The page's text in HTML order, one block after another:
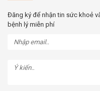
Đăng ký để nhận tin sức khoẻ
bệnh lý miễn phí